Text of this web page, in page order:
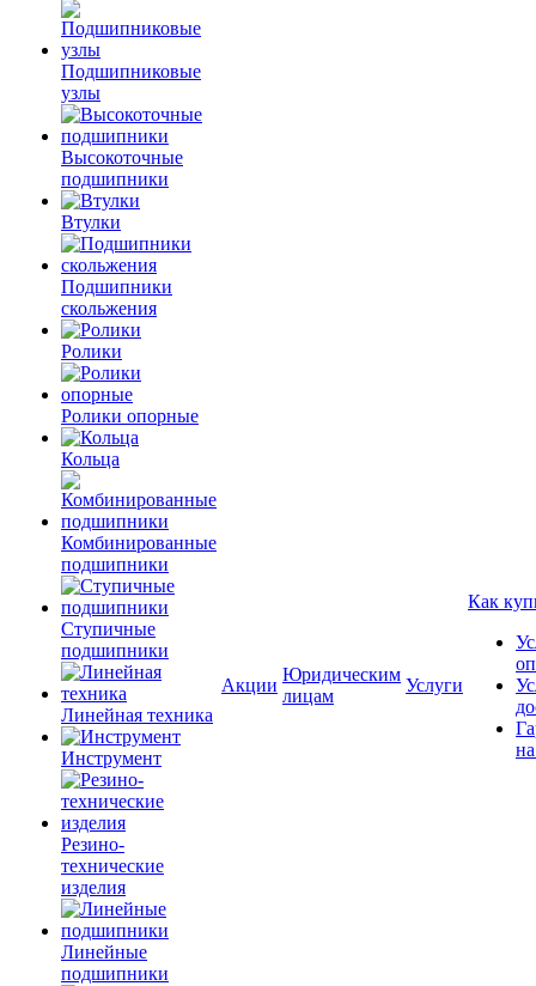
Подшипниковые
узлы
Высокоточные
подшипники
Втулки
Подшипники
скольжения
Ролики
Ролики опорные
Кольца
Комбинированные
подшипники
Ступичные
подшипники
Линейная техника
Инструмент
Резино-
технические
изделия
Линейные
подшипники
Акции
Юридическим
лицам
Услуги
Как